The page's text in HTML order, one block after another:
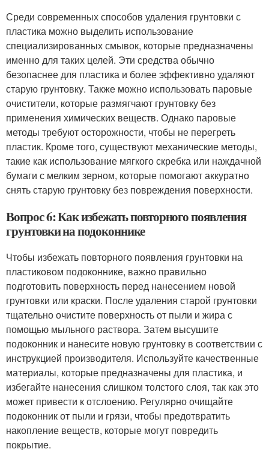
Среди современных способов удаления грунтовки с
пластика можно выделить использование
специализированных смывок, которые предназначены
именно для таких целей. Эти средства обычно
безопаснее для пластика и более эффективно удаляют
старую грунтовку. Также можно использовать паровые
очистители, которые размягчают грунтовку без
применения химических веществ. Однако паровые
методы требуют осторожности, чтобы не перегреть
пластик. Кроме того, существуют механические методы,
такие как использование мягкого скребка или наждачной
бумаги с мелким зерном, которые помогают аккуратно
снять старую грунтовку без повреждения поверхности.
Вопрос 6: Как избежать повторного появления
грунтовки на подоконнике
Чтобы избежать повторного появления грунтовки на
пластиковом подоконнике, важно правильно
подготовить поверхность перед нанесением новой
грунтовки или краски. После удаления старой грунтовки
тщательно очистите поверхность от пыли и жира с
помощью мыльного раствора. Затем высушите
подоконник и нанесите новую грунтовку в соответствии с
инструкцией производителя. Используйте качественные
материалы, которые предназначены для пластика, и
избегайте нанесения слишком толстого слоя, так как это
может привести к отслоению. Регулярно очищайте
подоконник от пыли и грязи, чтобы предотвратить
накопление веществ, которые могут повредить
покрытие.